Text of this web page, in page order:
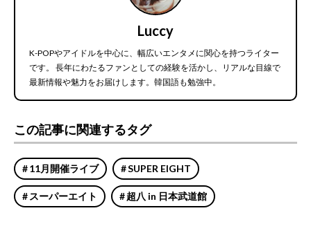
Luccy
K-POPやアイドルを中心に、幅広いエンタメに関心を持つライター
です。 長年にわたるファンとしての経験を活かし、リアルな目線で
最新情報や魅力をお届けします。韓国語も勉強中。
この記事に関連するタグ
11月開催ライブ SUPER EIGHT
スーパーエイト 超八 in 日本武道館